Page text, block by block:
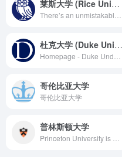
莱斯大学 (Rice University)
杜克大学 (Duke University)
哥伦比亚大学
哥伦比亚大学
普林斯顿大学